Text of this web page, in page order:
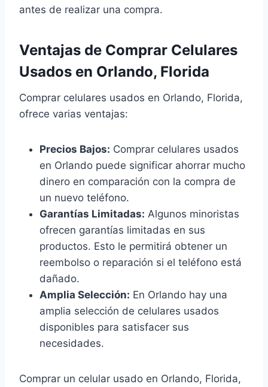
antes de realizar una compra.
Ventajas de Comprar Celulares
Usados en Orlando, Florida
Comprar celulares usados en Orlando, Florida,
ofrece varias ventajas:
Precios Bajos: Comprar celulares usados
en Orlando puede significar ahorrar mucho
dinero en comparación con la compra de
un nuevo teléfono.
Garantías Limitadas: Algunos minoristas
ofrecen garantías limitadas en sus
productos. Esto le permitirá obtener un
reembolso o reparación si el teléfono está
dañado.
Amplia Selección: En Orlando hay una
amplia selección de celulares usados
disponibles para satisfacer sus
necesidades.
Comprar un celular usado en Orlando, Florida,